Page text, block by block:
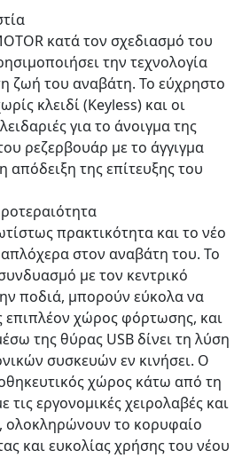
κατά τον σχεδιασμό του
την τεχνολογία
ζωή του αναβάτη. Το εύχρηστο
κλειδί (Keyless) και οι
για το άνοιγμα της
ρεζερβουάρ με το άγγιγμα
απόδειξη της επίτευξης του
πρακτικότητα και το νέο
στον αναβάτη του. Το
με τον κεντρικό
ποδιά, μπορούν εύκολα να
χώρος φόρτωσης, και
της θύρας USB δίνει τη λύση
συσκευών εν κινήσει. Ο
χώρος κάτω από τη
εργονομικές χειρολαβές και
ολοκληρώνουν το κορυφαίο
και ευκολίας χρήσης του νέου